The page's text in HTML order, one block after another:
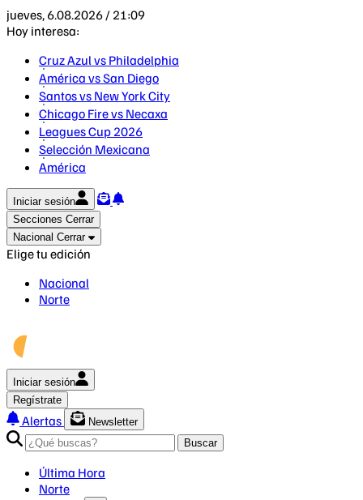
jueves, 6.08.2026 / 21:09
Hoy interesa:
Cruz Azul vs Philadelphia
América vs San Diego
Santos vs New York City
Chicago Fire vs Necaxa
Leagues Cup 2026
Selección Mexicana
América
Iniciar sesión
Secciones Cerrar
Nacional Cerrar
Elige tu edición
Nacional
Norte
Iniciar sesión
Regístrate
Alertas
Newsletter
Buscar
Última Hora
Norte